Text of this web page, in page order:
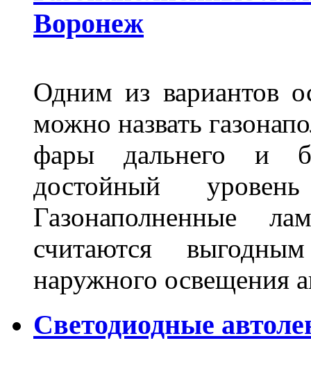
Воронеж
Одним из вариантов
можно назвать
фары дальнего и
достойный
Газонаполненные
считаются
наружного освещения
Светодиодные